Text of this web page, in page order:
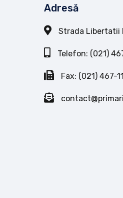
Adresă
Strada Libertatii
Telefon: (021)
Fax: (021) 467-